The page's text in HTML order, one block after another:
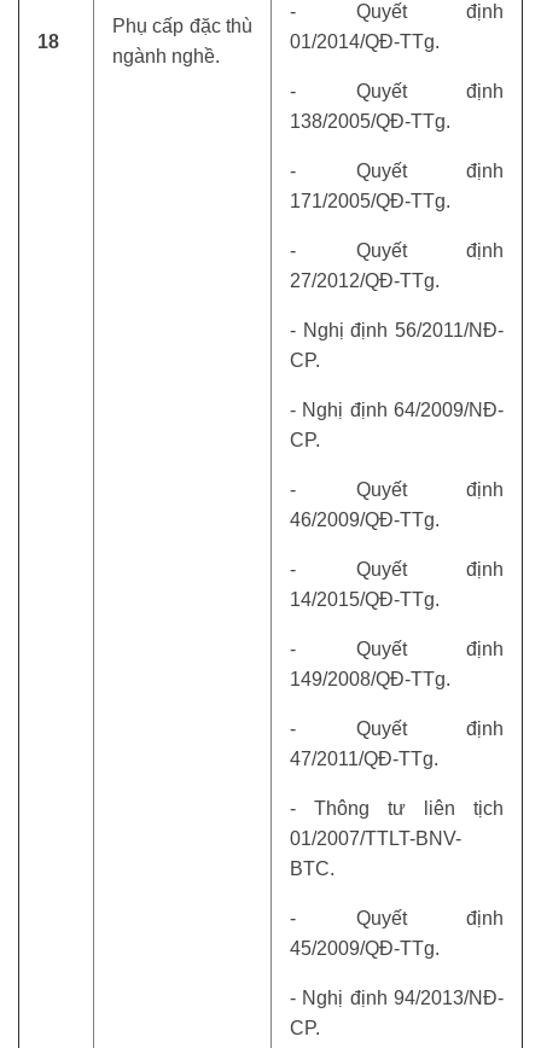
18
Phụ cấp đặc thù
ngành nghề.
- Quyết định
01/2014/QĐ-TTg.
- Quyết định
138/2005/QĐ-TTg.
- Quyết định
171/2005/QĐ-TTg.
- Quyết định
27/2012/QĐ-TTg.
- Nghị định 56/2011/NĐ-
CP.
- Nghị định 64/2009/NĐ-
CP.
- Quyết định
46/2009/QĐ-TTg.
- Quyết định
14/2015/QĐ-TTg.
- Quyết định
149/2008/QĐ-TTg.
- Quyết định
47/2011/QĐ-TTg.
- Thông tư liên tịch
01/2007/TTLT-BNV-
BTC.
- Quyết định
45/2009/QĐ-TTg.
- Nghị định 94/2013/NĐ-
CP.